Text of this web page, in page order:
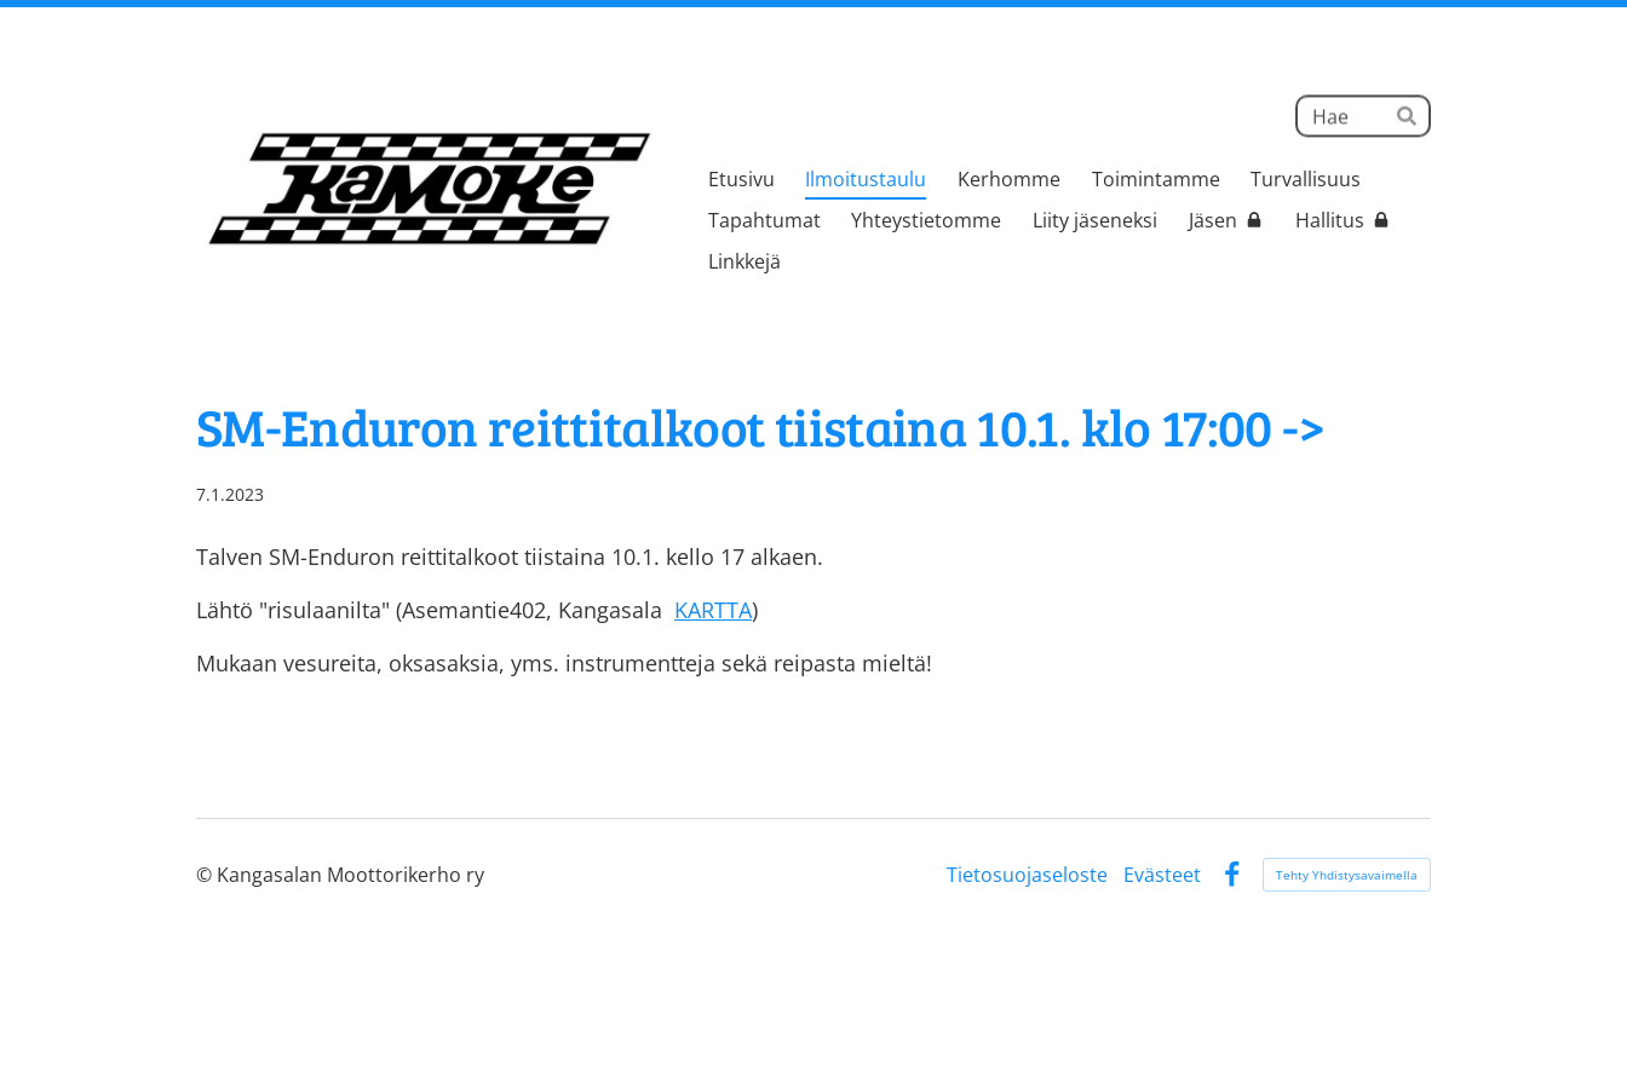
Haku
Hae
Kangasalan Moottorikerho
Etusivu Ilmoitustaulu Kerhomme Toimintamme
Turvallisuus
Tapahtumat
Yhteystietomme Liity jäseneksi Jäsen
Hallitus
Linkkejä
SM-Enduron reittitalkoot tiistaina 10.1. klo 17:00 ->
7.1.2023
Talven SM-Enduron reittitalkoot tiistaina 10.1. kello 17 alkaen.
Lähtö "risulaanilta" (Asemantie402, Kangasala KARTTA)
Mukaan vesureita, oksasaksia, yms. instrumentteja sekä reipasta mieltä!
© Kangasalan Moottorikerho ry Tietosuojaseloste
Evästeet
Facebook
Tehty Yhdistysavaimella